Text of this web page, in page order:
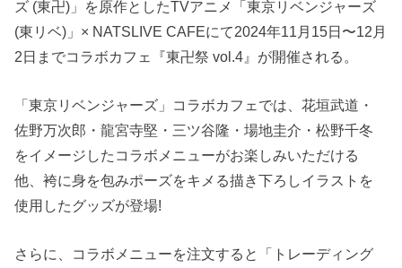
ズ (東卍)」を原作としたTVアニメ「東京リベンジャーズ
(東リベ)」× NATSLIVE CAFEにて2024年11月15日〜12月
2日までコラボカフェ『東卍祭 vol.4』が開催される。
「東京リベンジャーズ」コラボカフェでは、花垣武道・
佐野万次郎・龍宮寺堅・三ツ谷隆・場地圭介・松野千冬
をイメージしたコラボメニューがお楽しみいただける
他、袴に身を包みポーズをキメる描き下ろしイラストを
使用したグッズが登場!
さらに、コラボメニューを注文すると「トレーディング